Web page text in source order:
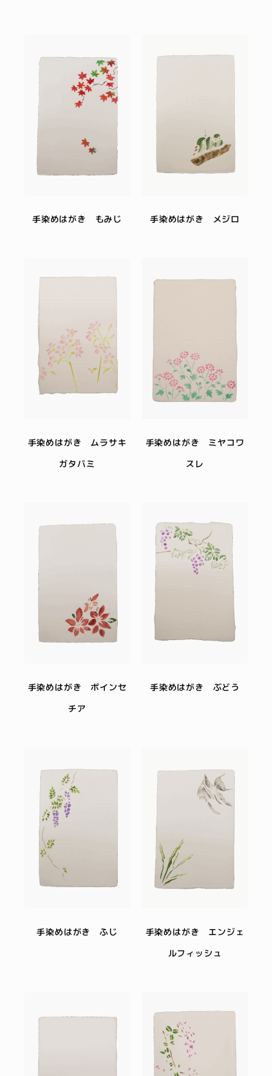
手染めはがき もみじ 手染めはがき メジロ
手染めはがき ムラサキ
ガタバミ
手染めはがき ミヤコワ
スレ
手染めはがき ポインセ
チア
手染めはがき ぶどう
手染めはがき ふじ
手染めはがき エンジェ
ルフィッシュ